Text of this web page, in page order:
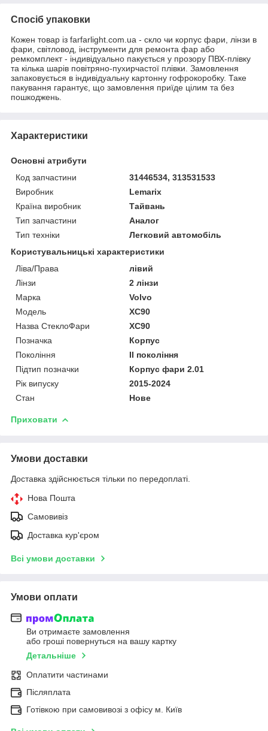
Спосіб упаковки
Кожен товар із farfarlight.com.ua - скло чи корпус фари, лінзи в
фари, світловод, інструменти для ремонта фар або
ремкомплект - індивідуально пакується у прозору ПВХ-плівку
та кілька шарів повітряно-пухирчастої плівки. Замовлення
запаковується в індивідуальну картонну гофрокоробку. Таке
пакування гарантує, що замовлення приїде цілим та без
пошкоджень.
Характеристики
Основні атрибути
Код запчастини
31446534, 313531533
Виробник
Lemarix
Країна виробник
Тайвань
Тип запчастини
Аналог
Тип техніки
Легковий автомобіль
Користувальницькі характеристики
Ліва/Права
лівий
Лінзи
2 лінзи
Марка
Volvo
Мoдель
XC90
Назва СтеклоФари
XC90
Позначка
Корпус
Покоління
II покоління
Підтип позначки
Корпус фари 2.01
Рік випуску
2015-2024
Стан
Нове
Приховати
Умови доставки
Доставка здійснюється тільки по передоплаті.
Нова Пошта
Самовивіз
Доставка кур'єром
Всі умови доставки
Умови оплати
Ви отримаєте замовлення
або гроші повернуться на вашу картку
Детальніше
Оплатити частинами
Післяплата
Готівкою при самовивозі з офісу м. Київ